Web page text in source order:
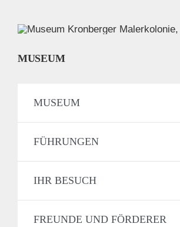
MUSEUM
MUSEUM
FÜHRUNGEN
IHR BESUCH
FREUNDE UND FÖRDERER